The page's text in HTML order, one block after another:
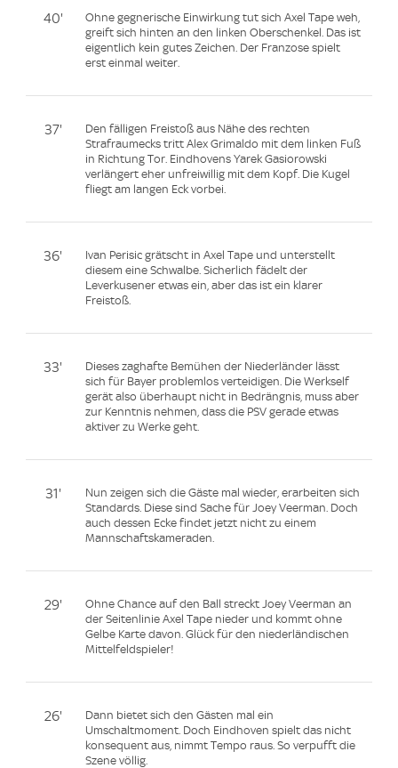
40'
Ohne gegnerische Einwirkung tut sich Axel Tape weh,
greift sich hinten an den linken Oberschenkel. Das ist
eigentlich kein gutes Zeichen. Der Franzose spielt
erst einmal weiter.
37'
Den fälligen Freistoß aus Nähe des rechten
Strafraumecks tritt Alex Grimaldo mit dem linken Fuß
in Richtung Tor. Eindhovens Yarek Gasiorowski
verlängert eher unfreiwillig mit dem Kopf. Die Kugel
fliegt am langen Eck vorbei.
36'
Ivan Perisic grätscht in Axel Tape und unterstellt
diesem eine Schwalbe. Sicherlich fädelt der
Leverkusener etwas ein, aber das ist ein klarer
Freistoß.
33'
Dieses zaghafte Bemühen der Niederländer lässt
sich für Bayer problemlos verteidigen. Die Werkself
gerät also überhaupt nicht in Bedrängnis, muss aber
zur Kenntnis nehmen, dass die PSV gerade etwas
aktiver zu Werke geht.
31'
Nun zeigen sich die Gäste mal wieder, erarbeiten sich
Standards. Diese sind Sache für Joey Veerman. Doch
auch dessen Ecke findet jetzt nicht zu einem
Mannschaftskameraden.
29'
Ohne Chance auf den Ball streckt Joey Veerman an
der Seitenlinie Axel Tape nieder und kommt ohne
Gelbe Karte davon. Glück für den niederländischen
Mittelfeldspieler!
26'
Dann bietet sich den Gästen mal ein
Umschaltmoment. Doch Eindhoven spielt das nicht
konsequent aus, nimmt Tempo raus. So verpufft die
Szene völlig.